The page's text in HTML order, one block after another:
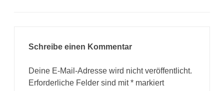
Schreibe einen Kommentar
Deine E-Mail-Adresse wird nicht veröffentlicht.
Erforderliche Felder sind mit* markiert